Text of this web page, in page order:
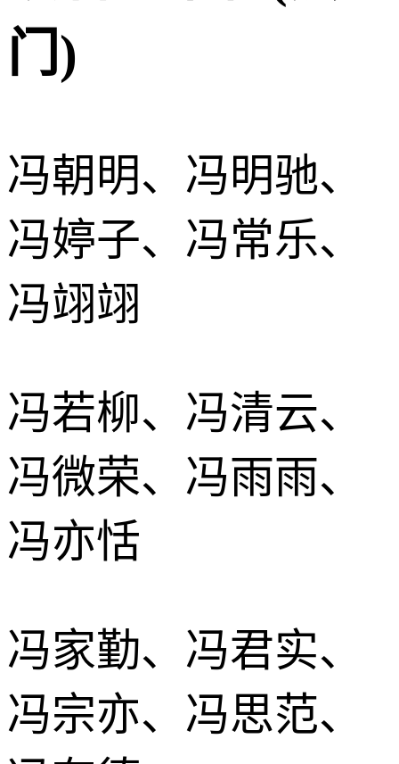
门)
冯朝明、冯明驰、
冯婷子、冯常乐、
冯翊翊
冯若柳、冯清云、
冯微荣、冯雨雨、
冯亦恬
冯家勤、冯君实、
冯宗亦、冯思范、